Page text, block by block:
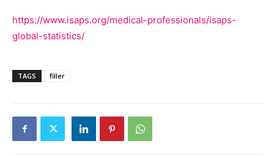
https://www.isaps.org/medical-professionals/isaps-
global-statistics/
TAGS filler